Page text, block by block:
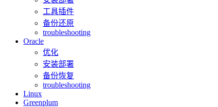
工具插件
备份还原
troubleshooting
Oracle
优化
安装部署
备份恢复
troubleshooting
Linux
Greenplum